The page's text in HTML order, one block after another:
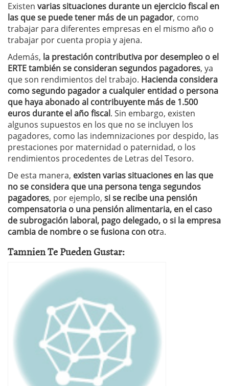
Existen varias situaciones durante un ejercicio fiscal en
las que se puede tener más de un pagador, como
trabajar para diferentes empresas en el mismo año o
trabajar por cuenta propia y ajena.
Además, la prestación contributiva por desempleo o el
ERTE también se consideran segundos pagadores, ya
que son rendimientos del trabajo. Hacienda considera
como segundo pagador a cualquier entidad o persona
que haya abonado al contribuyente más de 1.500
euros durante el año fiscal. Sin embargo, existen
algunos supuestos en los que no se incluyen los
pagadores, como las indemnizaciones por despido, las
prestaciones por maternidad o paternidad, o los
rendimientos procedentes de Letras del Tesoro.
De esta manera, existen varias situaciones en las que
no se considera que una persona tenga segundos
pagadores, por ejemplo, si se recibe una pensión
compensatoria o una pensión alimentaria, en el caso
de subrogación laboral, pago delegado, o si la empresa
cambia de nombre o se fusiona con otra.
Tamnien Te Pueden Gustar: